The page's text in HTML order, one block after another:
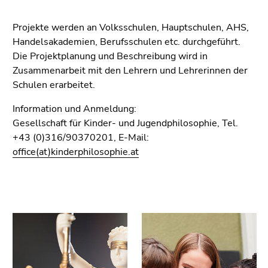
Link.
Zum
Inhalt
(Zugriffstaste
Zur
Positionsanzeige
(Zugriffstaste
2)
3)
Unternavigation
(Zugriffstaste
Projekte werden an Volksschulen, Hauptschulen, AHS,
Handelsakademien, Berufsschulen etc. durchgeführt.
Die Projektplanung und Beschreibung wird in
Zusammenarbeit mit den Lehrern und Lehrerinnen der
Schulen erarbeitet.
Information und Anmeldung:
Gesellschaft für Kinder- und Jugendphilosophie, Tel.
+43 (0)316/90370201, E-Mail:
office(at)kinderphilosophie.at